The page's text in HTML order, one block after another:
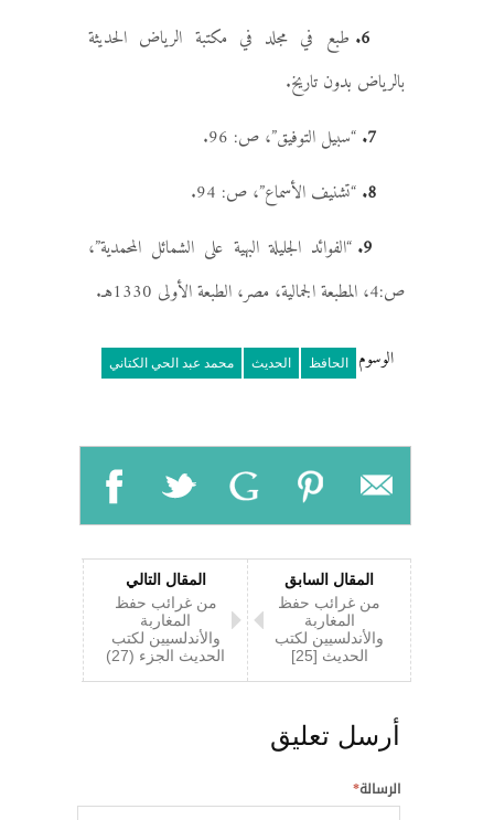
6. طبع في مجلد في مكتبة الرياض الحديثة
بالرياض بدون تاريخ.
7. “سبيل التوفيق”، ص: 96.
8. “تشنيف الأسماع”، ص: 94.
9. “الفوائد الجليلة البهية على الشمائل المحمدية”،
ص:4، المطبعة الجمالية، مصر، الطبعة الأولى 1330هـ.
الوسوم الحافظ الحديث محمد عبد الحي الكتاني
المقال السابق
من غرائب حفظ
المغاربة
والأندلسيين لكتب
الحديث [25]
المقال التالي
من غرائب حفظ
المغاربة
والأندلسيين لكتب
الحديث الجزء (27)
أرسل تعليق
الرسالة*